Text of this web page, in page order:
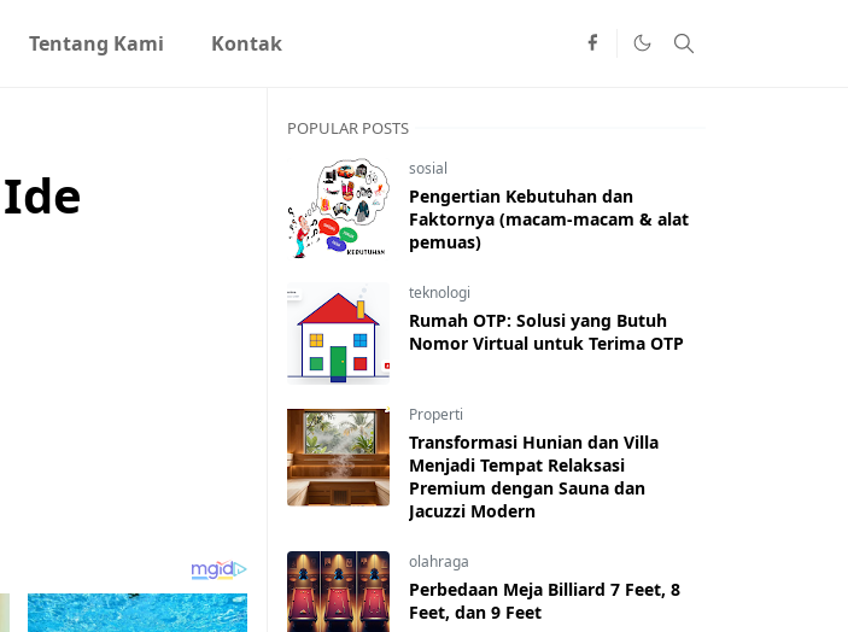
Tentang Kami Kontak
POPULAR POSTS
sosial
Pengertian Kebutuhan dan
Faktornya (macam-macam & alat
pemuas)
teknologi
Rumah OTP: Solusi yang Butuh
Nomor Virtual untuk Terima OTP
Properti
Transformasi Hunian dan Villa
Menjadi Tempat Relaksasi
Premium dengan Sauna dan
Jacuzzi Modern
olahraga
Perbedaan Meja Billiard 7 Feet, 8
Feet, dan 9 Feet